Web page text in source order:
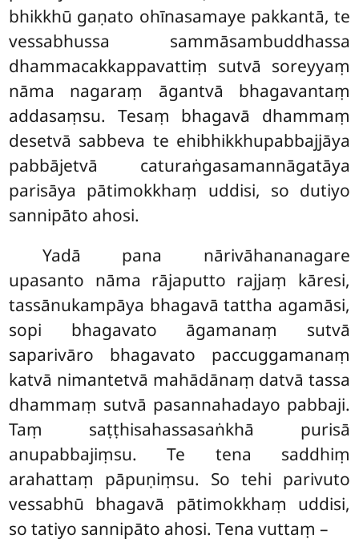
bhikkhū gaṇato ohīnasamaye pakkantā, te
vessabhussa sammāsambuddhassa
dhammacakkappavattiṃ sutvā soreyyaṃ
nāma nagaraṃ āgantvā bhagavantaṃ
addasaṃsu. Tesaṃ bhagavā dhammaṃ
desetvā sabbeva te ehibhikkhupabbajjāya
pabbājetvā caturaṅgasamannāgatāya
parisāya pātimokkhaṃ uddisi, so dutiyo
sannipāto ahosi.
Yadā pana nārivāhananagare
upasanto nāma rājaputto rajjaṃ kāresi,
tassānukampāya bhagavā tattha agamāsi,
sopi bhagavato āgamanaṃ sutvā
saparivāro bhagavato paccuggamanaṃ
katvā nimantetvā mahādānaṃ datvā tassa
dhammaṃ sutvā pasannahadayo pabbaji.
Taṃ saṭṭhisahassasaṅkhā purisā
anupabbajiṃsu. Te tena saddhiṃ
arahattaṃ pāpuṇiṃsu. So tehi parivuto
vessabhū bhagavā pātimokkhaṃ uddisi,
so tatiyo sannipāto ahosi. Tena vuttaṃ –